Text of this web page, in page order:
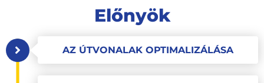
Előnyök
AZ ÚTVONALAK OPTIMALIZÁLÁSA